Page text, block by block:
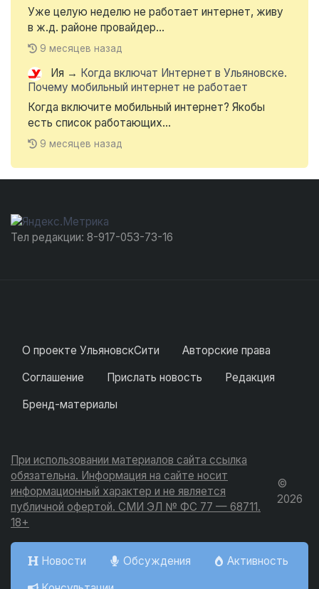
Уже целую неделю не работает интернет, живу
в ж.д. районе провайдер...
9 месяцев назад
Ия → Когда включат Интернет в Ульяновске.
Почему мобильный интернет не работает
Когда включите мобильный интернет? Якобы
есть список работающих...
9 месяцев назад
Тел редакции: 8-917-053-73-16
О проекте УльяновскСити
Авторские права
Соглашение
Прислать новость
Редакция
Бренд-материалы
При использовании материалов сайта ссылка
обязательна. Информация на сайте носит
информационный характер и не является
публичной офертой. СМИ ЭЛ № ФС 77 — 68711.
18+
©
2026
Новости Обсуждения
Активность